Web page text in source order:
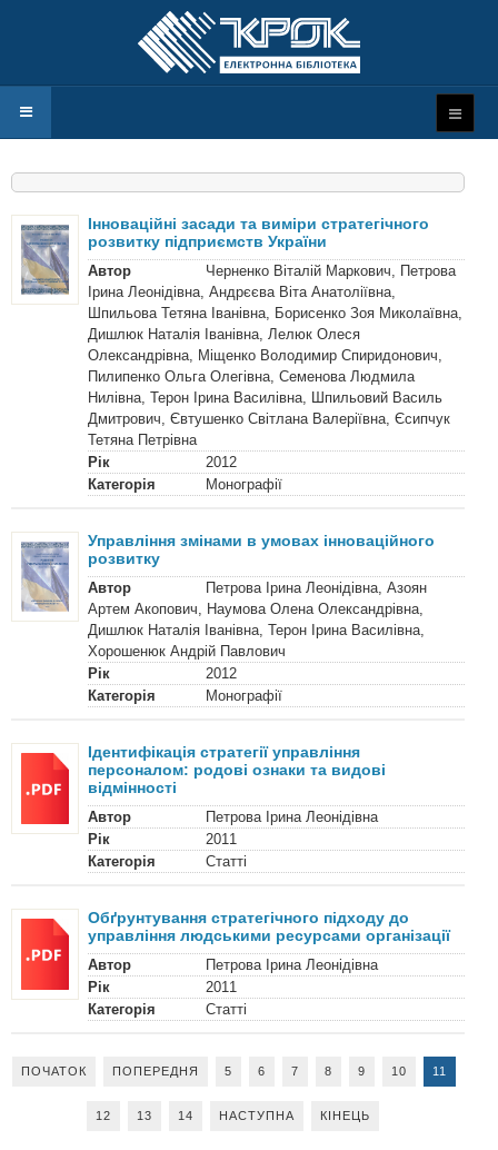
Інноваційні засади та виміри стратегічного
розвитку підприємств України
Автор
Черненко Віталій Маркович, Петрова
Ірина Леонідівна, Андрєєва Віта Анатоліївна,
Шпильова Тетяна Іванівна, Борисенко Зоя Миколаївна,
Дишлюк Наталія Іванівна, Лелюк Олеся
Олександрівна, Міщенко Володимир Спиридонович,
Пилипенко Ольга Олегівна, Семенова Людмила
Нилівна, Терон Ірина Василівна, Шпильовий Василь
Дмитрович, Євтушенко Світлана Валеріївна, Єсипчук
Тетяна Петрівна
Рік
2012
Категорія
Монографії
Управління змінами в умовах інноваційного
розвитку
Автор
Петрова Ірина Леонідівна, Азоян
Артем Акопович, Наумова Олена Олександрівна,
Дишлюк Наталія Іванівна, Терон Ірина Василівна,
Хорошенюк Андрій Павлович
Рік
2012
Категорія
Монографії
Ідентифікація стратегії управління
персоналом: родові ознаки та видові
відмінності
Автор
Петрова Ірина Леонідівна
Рік
2011
Категорія
Статті
Обґрунтування стратегічного підходу до
управління людськими ресурсами організації
Автор
Петрова Ірина Леонідівна
Рік
2011
Категорія
Статті
ПОЧАТОК ПОПЕРЕДНЯ 5 6 7 8 9 10 11
12 13 14 НАСТУПНА КІНЕЦЬ